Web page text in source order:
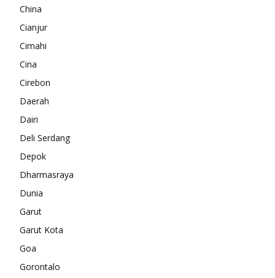
China
Cianjur
Cimahi
Cina
Cirebon
Daerah
Dairi
Deli Serdang
Depok
Dharmasraya
Dunia
Garut
Garut Kota
Goa
Gorontalo